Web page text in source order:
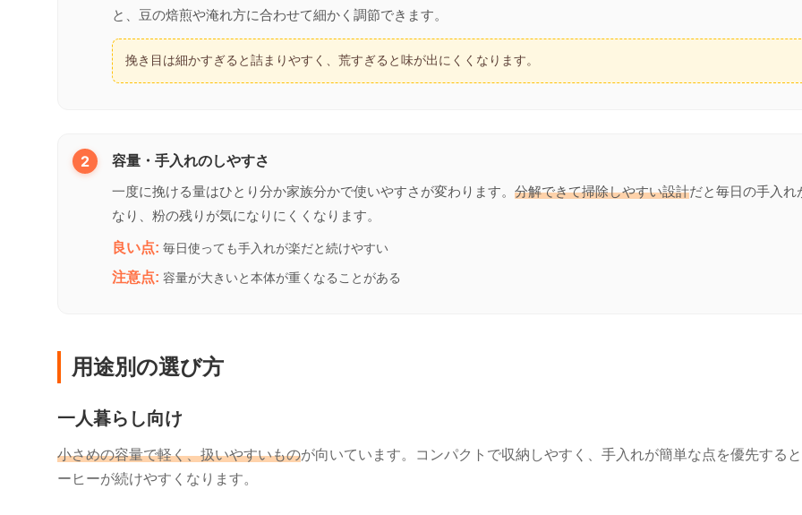
と、豆の焙煎や淹れ方に合わせて細かく調節できます。
挽き目は細かすぎると詰まりやすく、荒すぎると味が出にくくなります。
2 容量・手入れのしやすさ
一度に挽ける量はひとり分か家族分かで使いやすさが変わります。 分解できて掃除しやすい設計だと毎日の手入れ
なり、粉の残りが気になりにくくなります。
良い点: 毎日使っても手入れが楽だと続けやすい
注意点: 容量が大きいと本体が重くなることがある
用途別の選び方
一人暮らし向け
小さめの容量で軽く、扱いやすいものが向いています。コンパクトで収納しやすく、手入れが簡単な点を優先する
ーヒーが続けやすくなります。